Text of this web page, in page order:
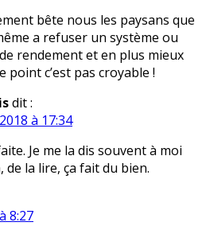
bête nous les paysans que
a refuser un système ou
rendement et en plus mieux
point c’est pas croyable !
dit :
à 17:34
Je me la dis souvent à moi
de la lire, ça fait du bien.
8:27